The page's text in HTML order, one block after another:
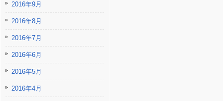
2016年9月
2016年8月
2016年7月
2016年6月
2016年5月
2016年4月